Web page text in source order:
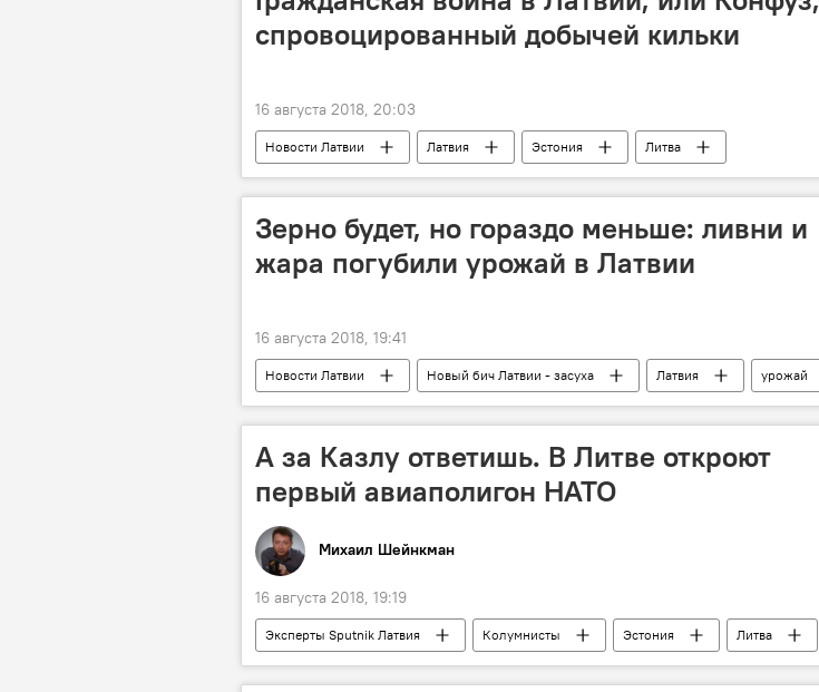
спровоцированный добычей кильки
16 августа 2018, 20:03
Новости Латвии Латвия Эстония
Литва
Как подавить восстание: учения Namejs 2018
Зерно будет, но гораздо меньше: ливни и
жара погубили урожай в Латвии
16 августа 2018, 19:41
Новости Латвии Новый бич Латвии - засуха Латвия урожай
А за Казлу ответишь. В Литве откроют
первый авиаполигон НАТО
Михаил Шейнкман
16 августа 2018, 19:19
Эксперты Sputnik Латвия Колумнисты Эстония Литва